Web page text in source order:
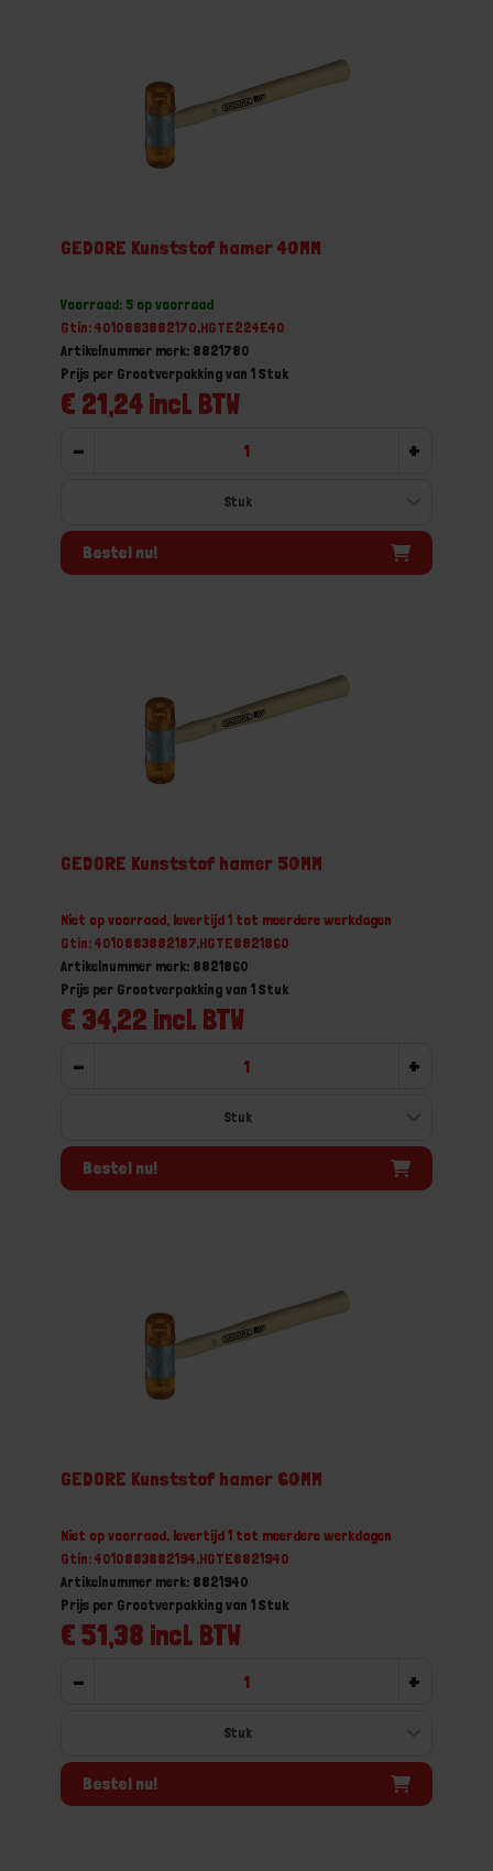
GEDORE Kunststof hamer 40MM
Voorraad: 5 op voorraad
Gtin: 4010883882170,HGTE224E40
Artikelnummer merk: 8821780
€ 21,24 incl. BTW
Prijs per Grootverpakking van 1 Stuk
- +
Bestel nu!
GEDORE Kunststof hamer 50MM
Niet op voorraad, levertijd 1 tot meerdere werkdagen
Gtin: 4010883882187,HGTE8821860
Artikelnummer merk: 8821860
€ 34,22 incl. BTW
Prijs per Grootverpakking van 1 Stuk
- +
Bestel nu!
GEDORE Kunststof hamer 60MM
Niet op voorraad, levertijd 1 tot meerdere werkdagen
Gtin: 4010883882194,HGTE8821940
Artikelnummer merk: 8821940
€ 51,38 incl. BTW
Prijs per Grootverpakking van 1 Stuk
- +
Bestel nu!